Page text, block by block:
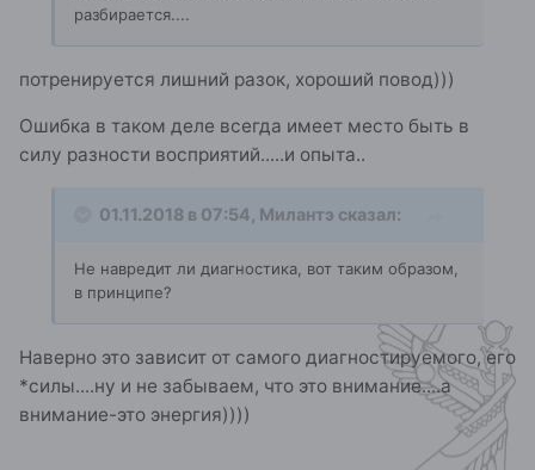
разбирается....
потренируется лишний разок, хороший повод)))
Ошибка в таком деле всегда имеет место быть в
силу разности восприятий.....и опыта..
01.11.2018 в 07:54, Милантэ сказал:
Не навредит ли диагностика, вот таким образом,
в принципе?
Наверно это зависит от самого диагностируемого, его
*силы....ну и не забываем, что это внимание....а
внимание-это энергия))))